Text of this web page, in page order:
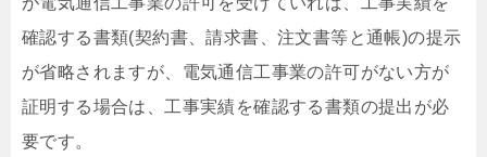
確認する書類(契約書、請求書、注文書等と通帳)の提示
が省略されますが、電気通信工事業の許可がない方が
証明する場合は、工事実績を確認する書類の提出が必
要です。